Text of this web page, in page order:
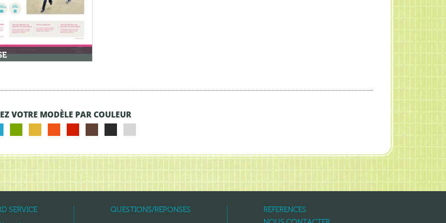
VOTRE MODÈLE PAR COULEUR
SERVICE QUESTIONS/RÉPONSES
RÉFÉRENCES